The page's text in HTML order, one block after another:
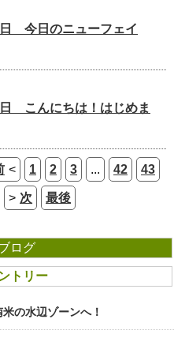
今日のニューフェイ
こんにちは！はじめま
1 2 3 ... 42 43
次 最後
ログ
トリー
の水辺ゾーンへ！